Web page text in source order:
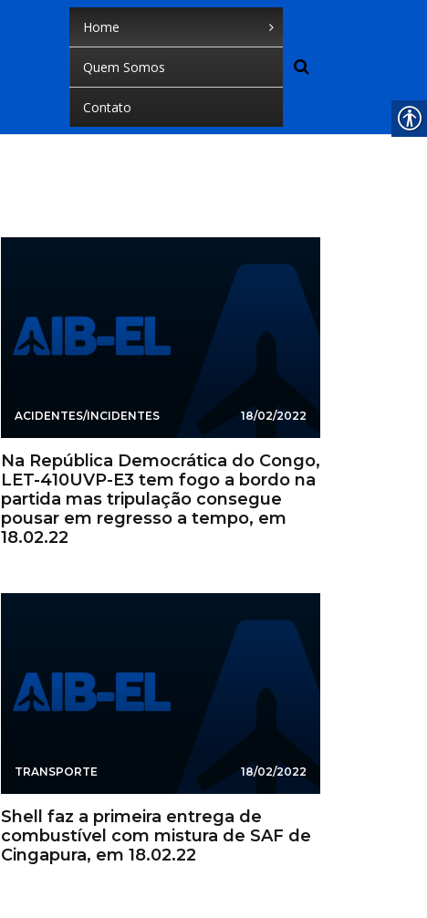
Home
Quem Somos
Contato
ACIDENTES/INCIDENTES 18/02/2022
Na República Democrática do Congo,
LET-410UVP-E3 tem fogo a bordo na
partida mas tripulação consegue
pousar em regresso a tempo, em
18.02.22
TRANSPORTE 18/02/2022
Shell faz a primeira entrega de
combustível com mistura de SAF de
Cingapura, em 18.02.22